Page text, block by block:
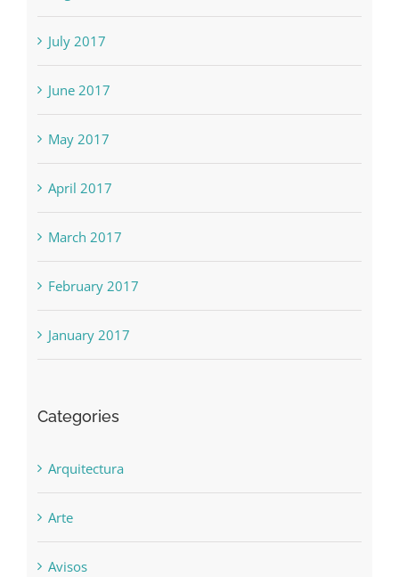
August 2017
July 2017
June 2017
May 2017
April 2017
March 2017
February 2017
Arquitectura
Arte